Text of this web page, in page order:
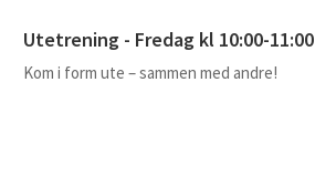
Utetrening - Fredag kl 10:00-11:00
Kom i form ute – sammen med andre!